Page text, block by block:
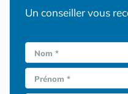
Un conseiller vous
Nom *
Prénom *